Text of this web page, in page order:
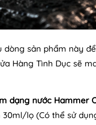
dòng sản phẩm này
Hàng Tình Dục sẽ
dạng nước Hammer
lọ (Có thể sử